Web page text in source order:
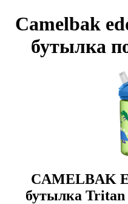
Camelbak
бутылка
CAMELBAK
бутылка Tritan